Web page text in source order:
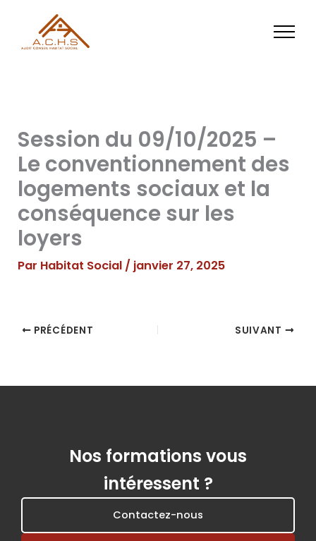
contenu
Session du 09/10/2025 –
Le conventionnement des
logements sociaux et la
conséquence sur les
loyers
Par Habitat Social / janvier 27, 2025
PRÉCÉDENT SUIVANT
Nos formations vous
intéressent ?
Contactez-nous